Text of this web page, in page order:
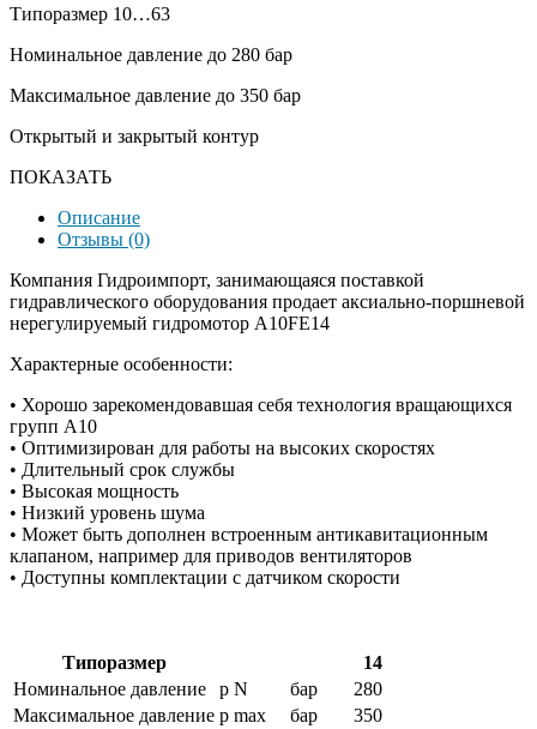
Типоразмер 10…63
Номинальное давление до 280 бар
Максимальное давление до 350 бар
Открытый и закрытый контур
ПОКАЗАТЬ
Описание
Отзывы (0)
Компания Гидроимпорт, занимающаяся поставкой
гидравлического оборудования продает аксиально-поршневой
нерегулируемый гидромотор A10FE14
Характерные особенности:
• Хорошо зарекомендовавшая себя технология вращающихся
групп A10
• Оптимизирован для работы на высоких скоростях
• Длительный срок службы
• Высокая мощность
• Низкий уровень шума
• Может быть дополнен встроенным антикавитационным
клапаном, например для приводов вентиляторов
• Доступны комплектации с датчиком скорости
Типоразмер
14
Номинальное давление
p N бар
280
Максимальное давление p max бар
350